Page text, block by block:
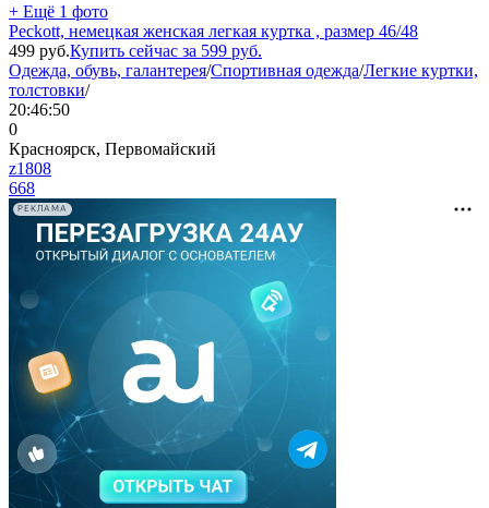
+ Ещё 1 фото
Peckott, немецкая женская легкая куртка , размер 46/48
499 руб.Купить сейчас за 599 руб.
Одежда, обувь, галантерея/Спортивная одежда/Легкие куртки,
толстовки/
20:46:50
0
Красноярск, Первомайский
z1808
668
РЕКЛАМА